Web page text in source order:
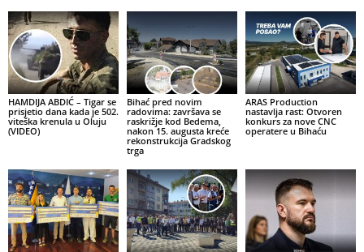
HAMDIJA ABDIĆ – Tigar se
prisjetio dana kada je 502.
viteška krenula u Oluju
(VIDEO)
Bihać pred novim
radovima: završava se
raskrižje kod Bedema,
nakon 15. augusta kreće
rekonstrukcija Gradskog
trga
ARAS Production
nastavlja rast: Otvoren
konkurs za nove CNC
operatere u Bihaću